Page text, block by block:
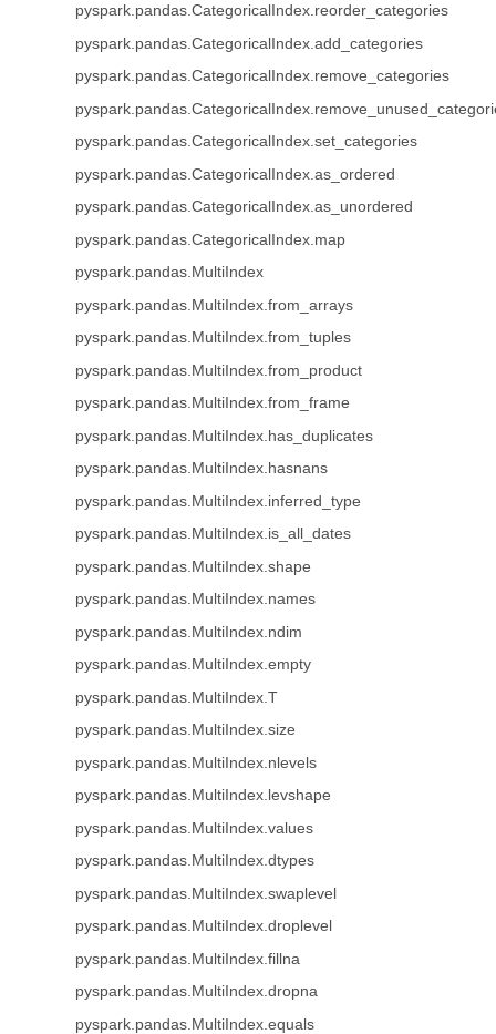
pyspark.pandas.CategoricalIndex.reorder_categories
pyspark.pandas.CategoricalIndex.add_categories
pyspark.pandas.CategoricalIndex.remove_categories
pyspark.pandas.CategoricalIndex.set_categories
pyspark.pandas.CategoricalIndex.as_ordered
pyspark.pandas.CategoricalIndex.as_unordered
pyspark.pandas.CategoricalIndex.map
pyspark.pandas.MultiIndex
pyspark.pandas.MultiIndex.from_arrays
pyspark.pandas.MultiIndex.from_tuples
pyspark.pandas.MultiIndex.from_product
pyspark.pandas.MultiIndex.from_frame
pyspark.pandas.MultiIndex.has_duplicates
pyspark.pandas.MultiIndex.hasnans
pyspark.pandas.MultiIndex.inferred_type
pyspark.pandas.MultiIndex.is_all_dates
pyspark.pandas.MultiIndex.shape
pyspark.pandas.MultiIndex.names
pyspark.pandas.MultiIndex.ndim
pyspark.pandas.MultiIndex.empty
pyspark.pandas.MultiIndex.T
pyspark.pandas.MultiIndex.size
pyspark.pandas.MultiIndex.nlevels
pyspark.pandas.MultiIndex.levshape
pyspark.pandas.MultiIndex.values
pyspark.pandas.MultiIndex.dtypes
pyspark.pandas.MultiIndex.swaplevel
pyspark.pandas.MultiIndex.droplevel
pyspark.pandas.MultiIndex.fillna
pyspark.pandas.MultiIndex.dropna
pyspark.pandas.MultiIndex.equals